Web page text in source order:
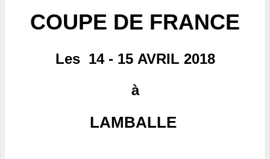
COUPE DE FRANCE
Les 14 - 15 AVRIL 2018
à
LAMBALLE